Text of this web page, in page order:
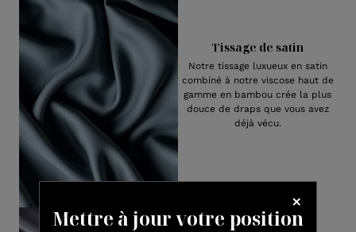
Mettre à jour votre position
Tissage de satin
Notre tissage luxueux en satin
combiné à notre viscose haut de
gamme en bambou crée la plus
douce de draps que vous avez
déjà vécu.